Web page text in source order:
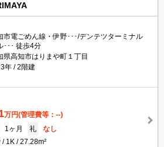
市電ごめん線・伊野･･･/デンテツターミナル
･･･ 徒歩4分
県高知市はりまや町１丁目
年
2階建
万円(管理費等：--)
1ヶ月 礼
なし
1K 27.28m²